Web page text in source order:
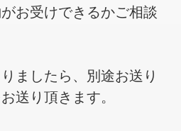
お受けできるかご相談
ましたら、別途お送り
送り頂きます。